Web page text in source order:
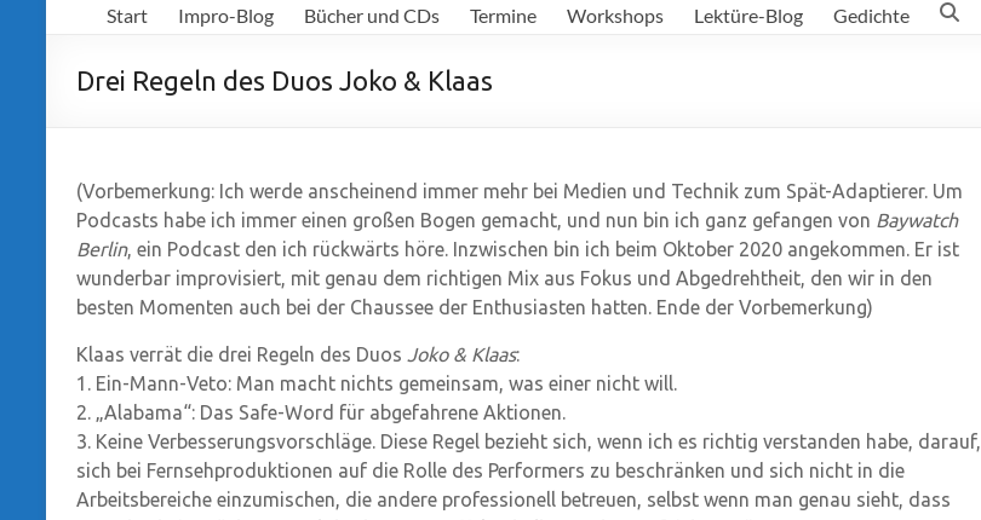
Richter
Start Impro-Blog Bücher und CDs Termine Workshops Lektüre-Blog Gedichte
Drei Regeln des Duos Joko & Klaas
(Vorbemerkung: Ich werde anscheinend immer mehr bei Medien und Technik zum Spät-Adaptierer. Um
Podcasts habe ich immer einen großen Bogen gemacht, und nun bin ich ganz gefangen von Baywatch
Berlin, ein Podcast den ich rückwärts höre. Inzwischen bin ich beim Oktober 2020 angekommen. Er ist
wunderbar improvisiert, mit genau dem richtigen Mix aus Fokus und Abgedrehtheit, den wir in den
besten Momenten auch bei der Chaussee der Enthusiasten hatten. Ende der Vorbemerkung)
Klaas verrät die drei Regeln des Duos Joko & Klaas:
1. Ein-Mann-Veto: Man macht nichts gemeinsam, was einer nicht will.
2. „Alabama“: Das Safe-Word für abgefahrene Aktionen.
3. Keine Verbesserungsvorschläge. Diese Regel bezieht sich, wenn ich es richtig verstanden habe, darauf,
sich bei Fernsehproduktionen auf die Rolle des Performers zu beschränken und sich nicht in die
Arbeitsbereiche einzumischen, die andere professionell betreuen, selbst wenn man genau sieht, dass